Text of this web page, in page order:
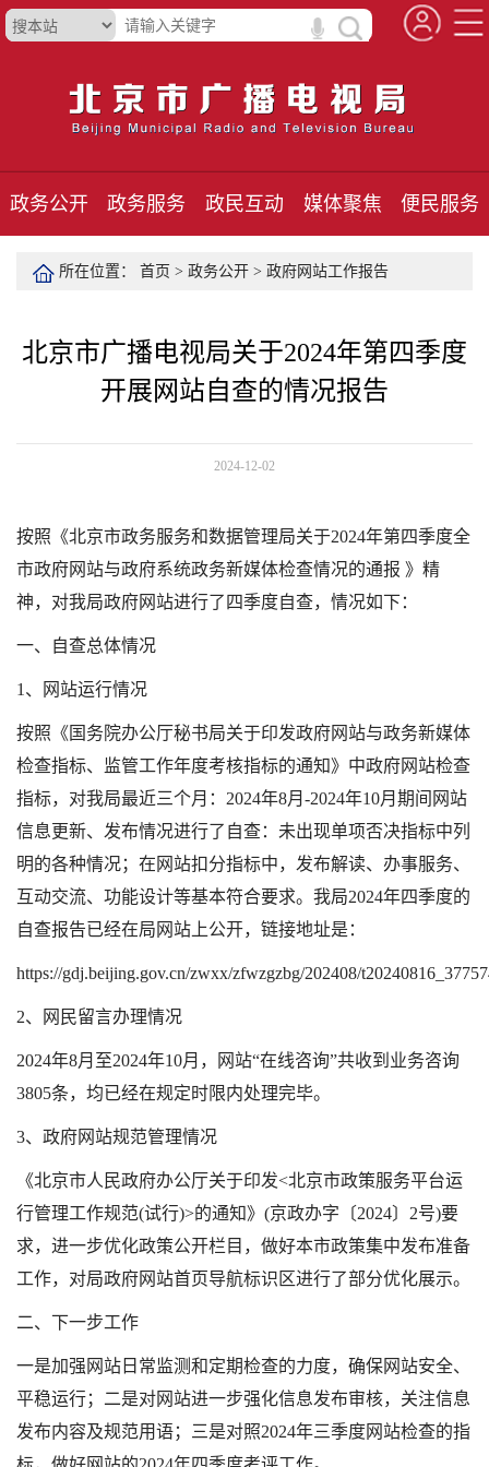
政务公开 政务服务 政民互动 媒体聚焦 便民服务
所在位置： 首页 > 政务公开 > 政府网站工作报告
北京市广播电视局关于2024年第四季度
开展网站自查的情况报告
2024-12-02
按照《北京市政务服务和数据管理局关于2024年第四季度全
市政府网站与政府系统政务新媒体检查情况的通报 》精
神，对我局政府网站进行了四季度自查，情况如下：
一、自查总体情况
1、网站运行情况
按照《国务院办公厅秘书局关于印发政府网站与政务新媒体
检查指标、监管工作年度考核指标的通知》中政府网站检查
指标，对我局最近三个月：2024年8月-2024年10月期间网站
信息更新、发布情况进行了自查：未出现单项否决指标中列
明的各种情况；在网站扣分指标中，发布解读、办事服务、
互动交流、功能设计等基本符合要求。我局2024年四季度的
自查报告已经在局网站上公开，链接地址是：
https://gdj.beijing.gov.cn/zwxx/zfwzgzbg/202408/
2、网民留言办理情况
2024年8月至2024年10月，网站“在线咨询”共收到业务咨询
3805条，均已经在规定时限内处理完毕。
3、政府网站规范管理情况
《北京市人民政府办公厅关于印发<北京市政策服务平台运
行管理工作规范(试行)>的通知》(京政办字〔2024〕2号)要
求，进一步优化政策公开栏目，做好本市政策集中发布准备
工作，对局政府网站首页导航标识区进行了部分优化展示。
二、下一步工作
一是加强网站日常监测和定期检查的力度，确保网站安全、
平稳运行；二是对网站进一步强化信息发布审核，关注信息
发布内容及规范用语；三是对照2024年三季度网站检查的指